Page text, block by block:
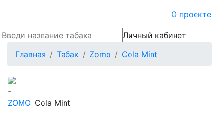
О проекте
Личный кабинет
Главная
Табак Zomo Cola Mint
-
ZOMO Cola Mint